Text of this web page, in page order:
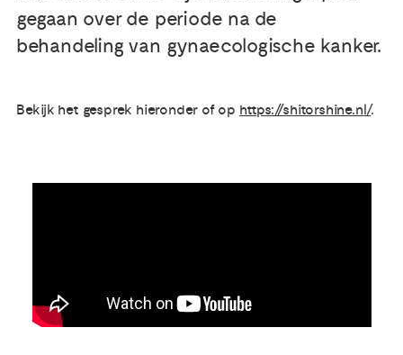
Nieuws
Publicaties
gegaan over de periode na de
behandeling van gynaecologische kanker.
Bekijk het gesprek hieronder of op https://shitorshine.nl/.